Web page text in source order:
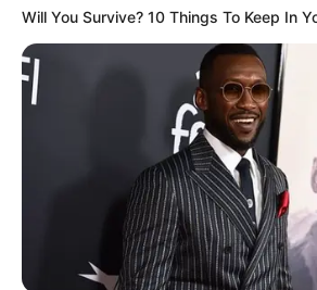
Dimanche 23 Mars 2025 à AUTEUIL
n°1 QUINTE PRIX LUTTEUR III –
Will You Survive? 10 Things To Keep In